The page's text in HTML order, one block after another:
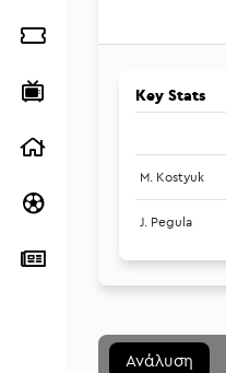
Key Stats
M. Kostyuk
J. Pegula
Ανάλυση